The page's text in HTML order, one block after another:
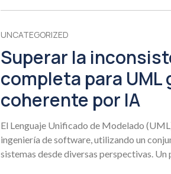
UNCATEGORIZED
Superar la
completa para UML
coherente por IA
El Lenguaje Unificado de Modelado
ingeniería de software, utilizando un
sistemas desde diversas perspectivas. Un